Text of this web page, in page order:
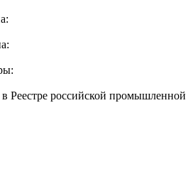
Реестре российской промышленной